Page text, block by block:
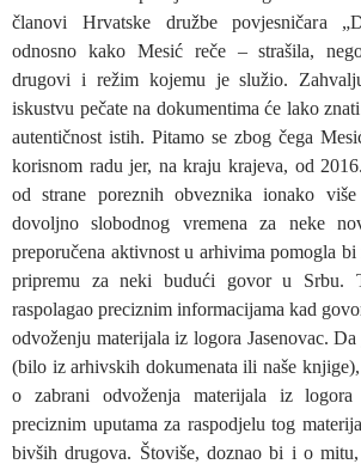
članovi Hrvatske družbe povjesničara
odnosno kako Mesić reče – strašila,
drugovi i režim kojemu je služio.
iskustvu pečate na dokumentima će lako
autentičnost istih. Pitamo se zbog čega
korisnom radu jer, na kraju krajeva, od
od strane poreznih obveznika ionako
dovoljno slobodnog vremena za neke
preporučena aktivnost u arhivima pomogla
pripremu za neki budući govor u Srbu.
raspolagao preciznim informacijama kad
odvoženju materijala iz logora Jasenovac.
(bilo iz arhivskih dokumenata ili naše knjige),
o zabrani odvoženja materijala iz logora
preciznim uputama za raspodjelu tog
bivših drugova. Štoviše, doznao bi i o